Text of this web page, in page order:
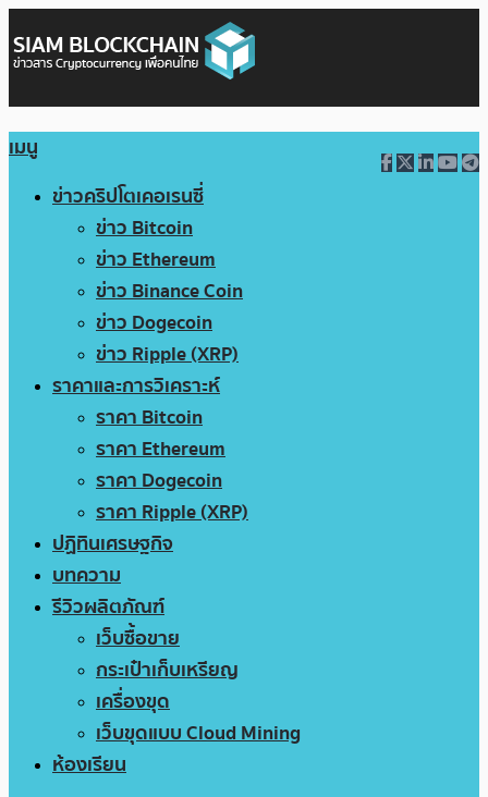
เมนู
ข่าวคริปโตเคอเรนซี่
ข่าว Bitcoin
ข่าว Ethereum
ข่าว Binance Coin
ข่าว Dogecoin
ข่าว Ripple (XRP)
ราคาและการวิเคราะห์
ราคา Bitcoin
ราคา Ethereum
ราคา Dogecoin
ราคา Ripple (XRP)
ปฏิทินเศรษฐกิจ
บทความ
รีวิวผลิตภัณฑ์
เว็บซื้อขาย
กระเป๋าเก็บเหรียญ
เครื่องขุด
เว็บขุดแบบ Cloud Mining
ห้องเรียน